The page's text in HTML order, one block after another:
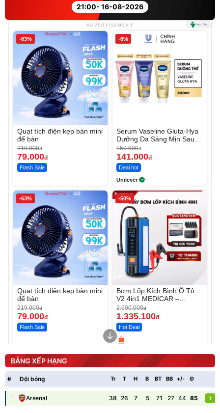
21:00- 16-08-2026
ADVERTISEMENT
-63%
Quạt tích điện kẹp bàn mini
để bàn
219.000đ
79.000đ
Flash Sale
-6%
Serum Vaseline Gluta-Hya
Dưỡng Da Sáng Mịn Sau 7
Ngày
150.000đ
141.000đ
Deal hot
Unilever
-63%
Quạt tích điện kẹp bàn mini
để bàn
219.000đ
79.000đ
Flash Sale
-50%
Bơm Lốp Kích Bình Ô Tô
V2 4in1 MEDICAR –
12.000mAh
2.690.000đ
1.335.100đ
Hot Deal
Máy ép chậm trái cây
Elmich JEE 1855OL
3.000.000
2.143.650
Flash Sale
Máy rửa xe cầm tay xịt rửa
cao áp có tạo bọt tuyết
399.000
BẢNG XẾP HẠNG
# Đội bóng Tr T H B BT BB +/- Đ
1 Arsenal 38 26 7 5 71 27 44 85 T